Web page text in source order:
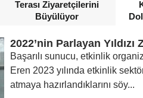
Terası Ziyaretçilerini
Büyülüyor
2022’nin Parlayan Yıldızı
Başarılı sunucu, etkinlik
Eren 2023 yılında etkinlik
atmaya hazırlandıklarını söy...